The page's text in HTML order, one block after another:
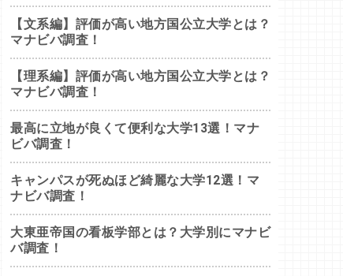
【文系編】評価が高い地方国公立大学とは？
マナビバ調査！
【理系編】評価が高い地方国公立大学とは？
マナビバ調査！
最高に立地が良くて便利な大学13選！マナ
ビバ調査！
キャンパスが死ぬほど綺麗な大学12選！マ
ナビバ調査！
大東亜帝国の看板学部とは？大学別にマナビ
バ調査！